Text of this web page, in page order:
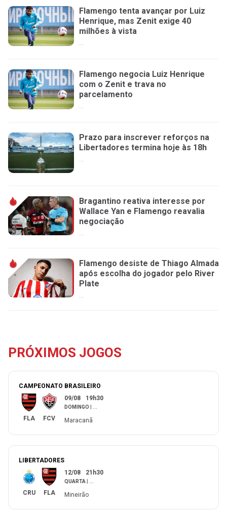
Flamengo tenta avançar por Luiz
Henrique, mas Zenit exige 40
milhões à vista
...
Flamengo negocia Luiz Henrique
com o Zenit e trava no
parcelamento
...
Prazo para inscrever reforços na
Libertadores termina hoje às 18h
...
Bragantino reativa interesse por
Wallace Yan e Flamengo reavalia
negociação
Flamengo desiste de Thiago Almada
após escolha do jogador pelo River
Plate
...
PRÓXIMOS JOGOS
CAMPEONATO BRASILEIRO
FLA FCV
09/08 19h30
DOMINGO ...
Maracanã
LIBERTADORES
CRU FLA
12/08 21h30
QUARTA ...
Mineirão